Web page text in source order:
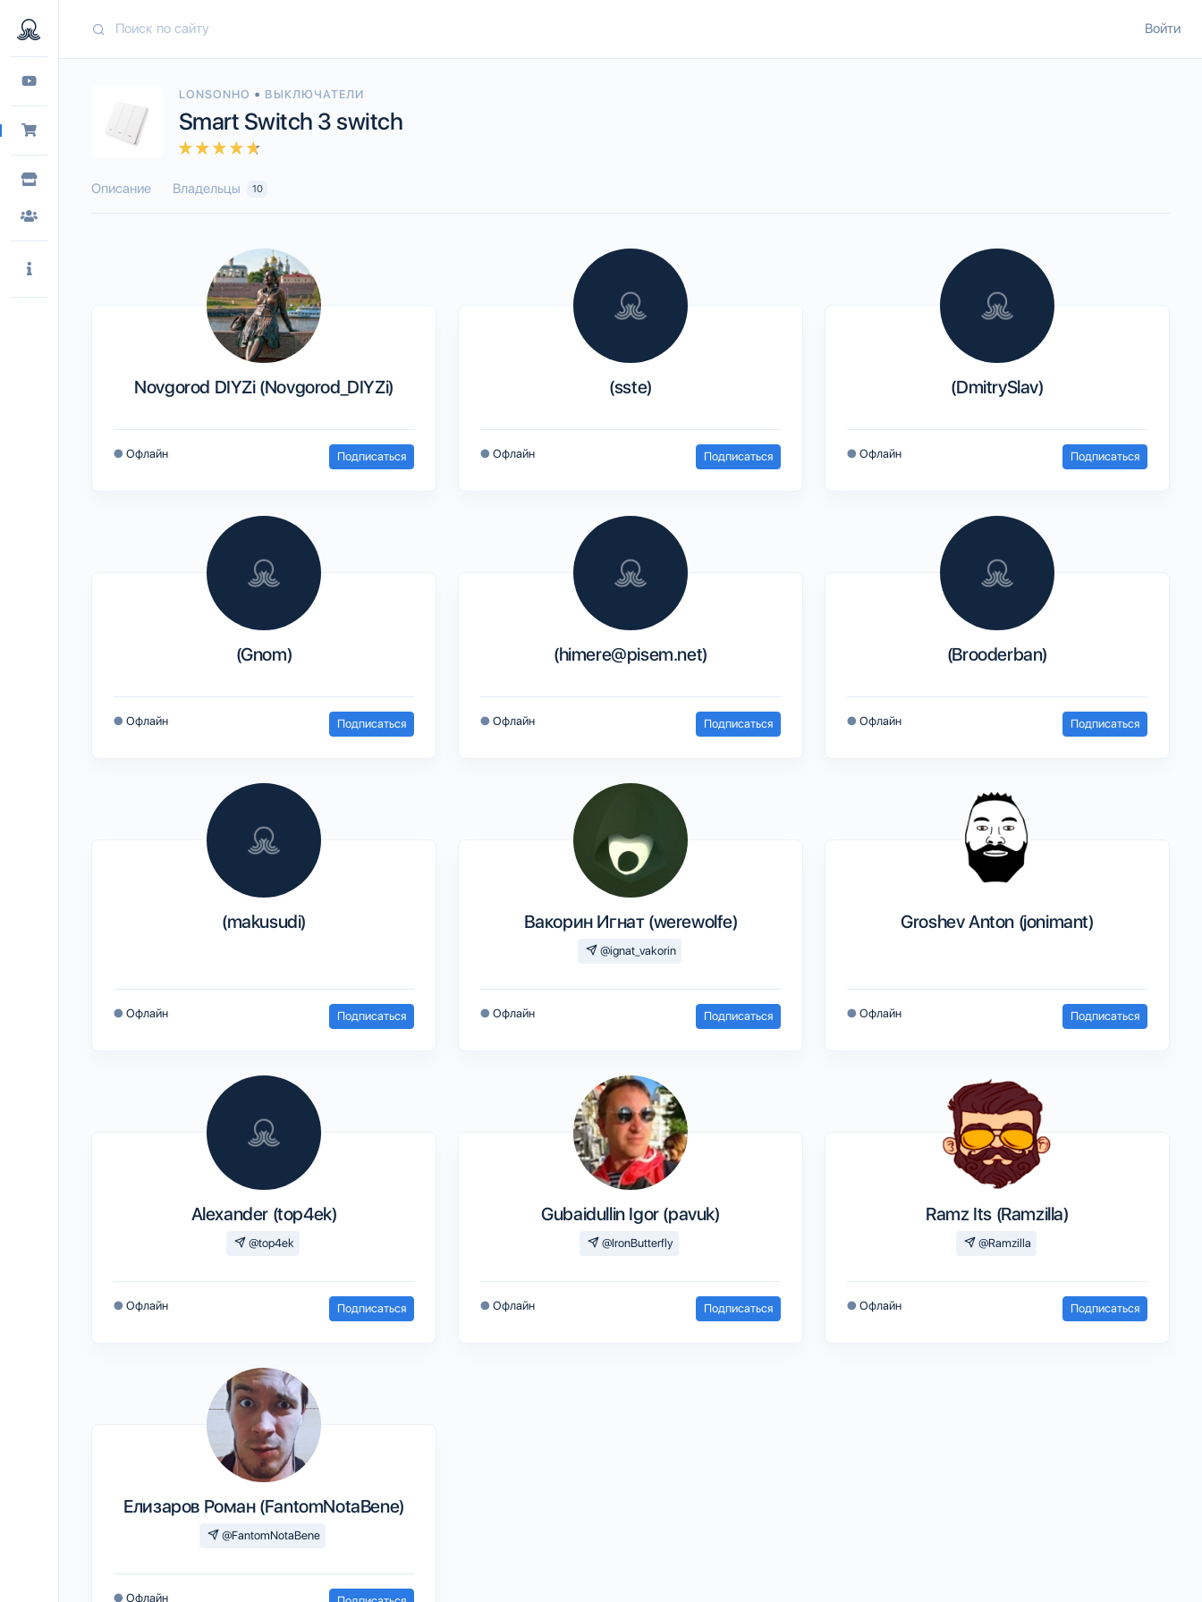
Войти
LONSONHO • ВЫКЛЮЧАТЕЛИ
Smart Switch 3 switch
Описание Владельцы 10
Novgorod DIYZi (Novgorod_DIYZi)
● Офлайн Подписаться
(sste)
● Офлайн Подписаться
(DmitrySlav)
● Офлайн Подписаться
(Gnom)
● Офлайн Подписаться
(himere@pisem.net)
● Офлайн Подписаться
(Brooderban)
● Офлайн Подписаться
(makusudi)
● Офлайн Подписаться
Вакорин Игнат (werewolfe)
@ignat_vakorin
● Офлайн Подписаться
Groshev Anton (jonimant)
● Офлайн Подписаться
Alexander (top4ek)
@top4ek
● Офлайн Подписаться
Gubaidullin Igor (pavuk)
@IronButterfly
● Офлайн Подписаться
Ramz Its (Ramzilla)
@Ramzilla
● Офлайн Подписаться
Елизаров Роман (FantomNotaBene)
@FantomNotaBene
● Офлайн